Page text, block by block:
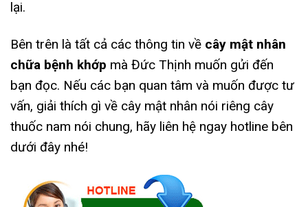
lại.
Bên trên là tất cả các thông tin về cây mật nhân
chữa bệnh khớp mà Đức Thịnh muốn gửi đến
bạn đọc. Nếu các bạn quan tâm và muốn được tư
vấn, giải thích gì về cây mật nhân nói riêng cây
thuốc nam nói chung, hãy liên hệ ngay hotline bên
dưới đây nhé!